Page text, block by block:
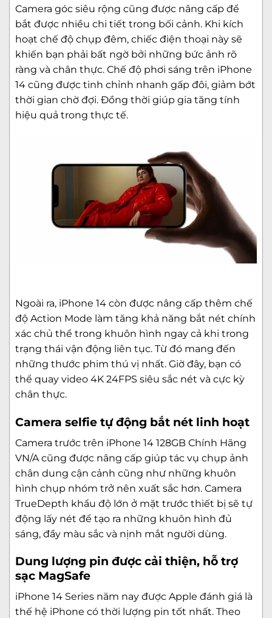
Camera góc siêu rộng cũng được nâng cấp để
bắt được nhiều chi tiết trong bối cảnh. Khi kích
hoạt chế độ chụp đêm, chiếc điện thoại này sẽ
khiến bạn phải bất ngờ bởi những bức ảnh rõ
ràng và chân thực. Chế độ phơi sáng trên iPhone
14 cũng được tinh chỉnh nhanh gấp đôi, giảm bớt
thời gian chờ đợi. Đồng thời giúp gia tăng tính
hiệu quả trong thực tế.
Ngoài ra, iPhone 14 còn được nâng cấp thêm chế
độ Action Mode làm tăng khả năng bắt nét chính
xác chủ thể trong khuôn hình ngay cả khi trong
trạng thái vận động liên tục. Từ đó mang đến
những thước phim thú vị nhất. Giờ đây, bạn có
thể quay video 4K 24FPS siêu sắc nét và cực kỳ
chân thực.
Camera selfie tự động bắt nét linh hoạt
Camera trước trên iPhone 14 128GB Chính Hãng
VN/A cũng được nâng cấp giúp tác vụ chụp ảnh
chân dung cận cảnh cũng như những khuôn
hình chụp nhóm trở nên xuất sắc hơn. Camera
TrueDepth khẩu độ lớn ở mặt trước thiết bị sẽ tự
động lấy nét để tạo ra những khuôn hình đủ
sáng, đầy màu sắc và nịnh mắt người dùng.
Dung lượng pin được cải thiện, hỗ trợ
sạc MagSafe
iPhone 14 Series năm nay được Apple đánh giá là
thế hệ iPhone có thời lượng pin tốt nhất. Theo